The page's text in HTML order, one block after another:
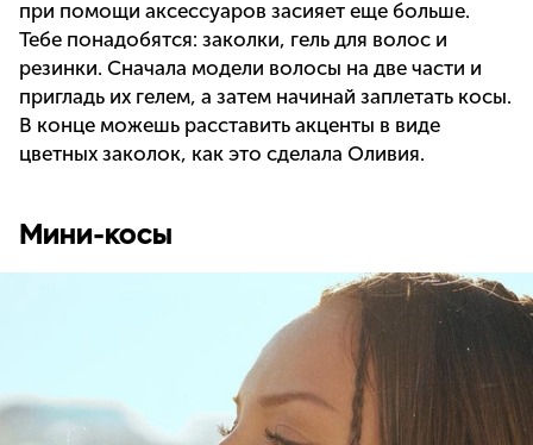
при помощи аксессуаров засияет еще больше.
Тебе понадобятся: заколки, гель для волос и
резинки. Сначала модели волосы на две части и
пригладь их гелем, а затем начинай заплетать косы.
В конце можешь расставить акценты в виде
цветных заколок, как это сделала Оливия.
Мини-косы